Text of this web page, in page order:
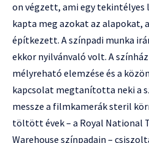
on végzett, ami egy
kapta meg azokat az alapokat,
építkezett. A színpadi munka
ekkor nyilvánvaló volt. A
mélyreható elemzése és a
kapcsolat megtanította neki a
messze a filmkamerák steril
töltött évek – a Royal National
Warehouse színpadain –